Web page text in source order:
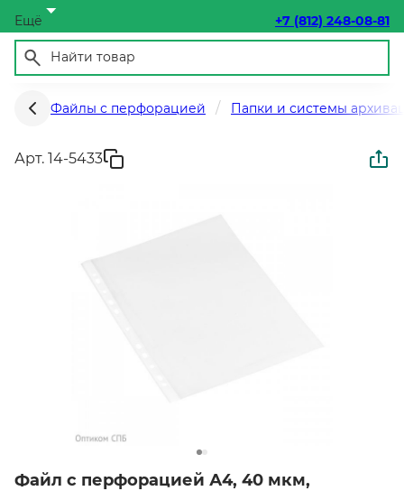
Ещё +7 (812) 248-08-81
Файлы с перфорацией Папки и системы
Арт. 14-5433
Файл с перфорацией А4, 40 мкм,